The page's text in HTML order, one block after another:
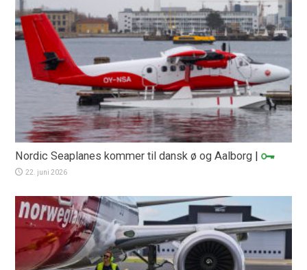
Nordic Seaplanes kommer til dansk ø og Aalborg |
22. juni 2026